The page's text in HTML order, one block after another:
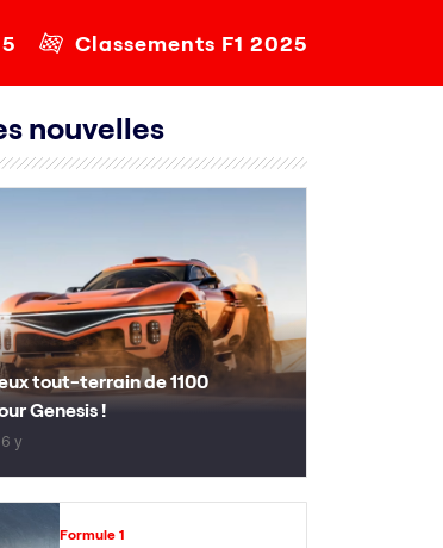
Classements F1 2025
nouvelles
tout-terrain de 1100
Genesis !
6 y
Formule 1